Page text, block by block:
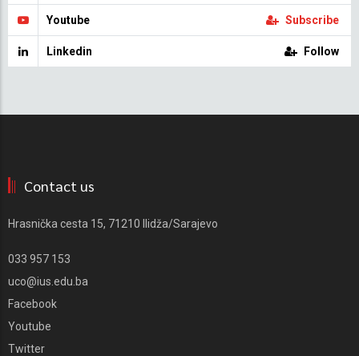
Youtube Subscribe
Linkedin Follow
Contact us
Hrasnička cesta 15, 71210 Ilidža/Sarajevo
033 957 153
uco@ius.edu.ba
Facebook
Youtube
Twitter